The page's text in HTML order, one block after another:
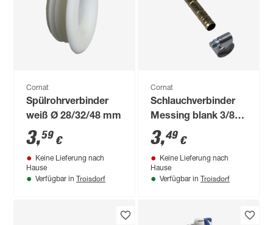
Cornat
Spülrohrverbinder
weiß Ø 28/32/48 mm
3,59 €
Keine Lieferung nach
Hause
Verfügbar in Troisdorf
Cornat
Schlauchverbinder
Messing blank 3/8"
mit 2 Schellen
3,49 €
Keine Lieferung nach
Hause
Verfügbar in Troisdorf